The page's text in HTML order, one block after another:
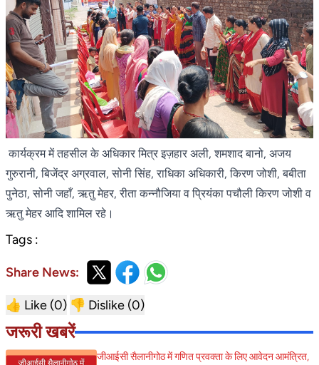
कार्यक्रम में तहसील के अधिकार मित्र इज़हार अली, शमशाद बानो, अजय
गुरुरानी, बिजेंद्र अग्रवाल, सोनी सिंह, राधिका अधिकारी, किरण जोशी, बबीता
पुनेठा, सोनी जहाँ, ऋतु मेहर, रीता कन्नौजिया व प्रियंका पचौली किरण जोशी व
ऋतु मेहर आदि शामिल रहे।
Tags :
Share News:
👍 Like (0) 👎 Dislike (0)
जरूरी खबरें
जीआईसी सैलानीगोठ में गणित प्रवक्ता के लिए आवेदन आमंत्रित,